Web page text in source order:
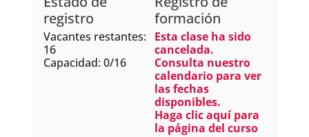
formación
Esta clase ha sido
cancelada.
Consulta nuestro
calendario para ver
las fechas
disponibles.
Haga clic aquí para
la página del curso
registro
Vacantes restantes:
16
Capacidad: 0/16